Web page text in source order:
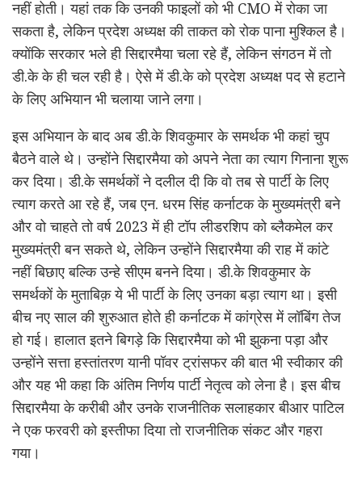
नहीं होती। यहां तक कि उनकी फाइलों को भी CMO में रोका जा
सकता है, लेकिन प्रदेश अध्यक्ष की ताकत को रोक पाना मुश्किल है।
क्योंकि सरकार भले ही सिद्दारमैया चला रहे हैं, लेकिन संगठन में तो
डी.के के ही चल रही है। ऐसे में डी.के को प्रदेश अध्यक्ष पद से हटाने
के लिए अभियान भी चलाया जाने लगा।
इस अभियान के बाद अब डी.के शिवकुमार के समर्थक भी कहां चुप
बैठने वाले थे। उन्होंने सिद्दारमैया को अपने नेता का त्याग गिनाना शुरू
कर दिया। डी.के समर्थकों ने दलील दी कि वो तब से पार्टी के लिए
त्याग करते आ रहे हैं, जब एन. धरम सिंह कर्नाटक के मुख्यमंत्री बने
और वो चाहते तो वर्ष 2023 में ही टॉप लीडरशिप को ब्लैकमेल कर
मुख्यमंत्री बन सकते थे, लेकिन उन्होंने सिद्दारमैया की राह में कांटे
नहीं बिछाए बल्कि उन्हे सीएम बनने दिया। डी.के शिवकुमार के
समर्थकों के मुताबिक़ ये भी पार्टी के लिए उनका बड़ा त्याग था। इसी
बीच नए साल की शुरुआत होते ही कर्नाटक में कांग्रेस में लॉबिंग तेज
हो गई। हालात इतने बिगड़े कि सिद्दारमैया को भी झुकना पड़ा और
उन्होंने सत्ता हस्तांतरण यानी पॉवर ट्रांसफर की बात भी स्वीकार की
और यह भी कहा कि अंतिम निर्णय पार्टी नेतृत्व को लेना है। इस बीच
सिद्दारमैया के करीबी और उनके राजनीतिक सलाहकार बीआर पाटिल
ने एक फरवरी को इस्तीफा दिया तो राजनीतिक संकट और गहरा
गया।